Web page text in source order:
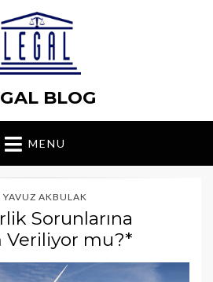
BLOG
MENU
YAVUZ AKBULAK
Sorunlarına
Veriliyor mu?*